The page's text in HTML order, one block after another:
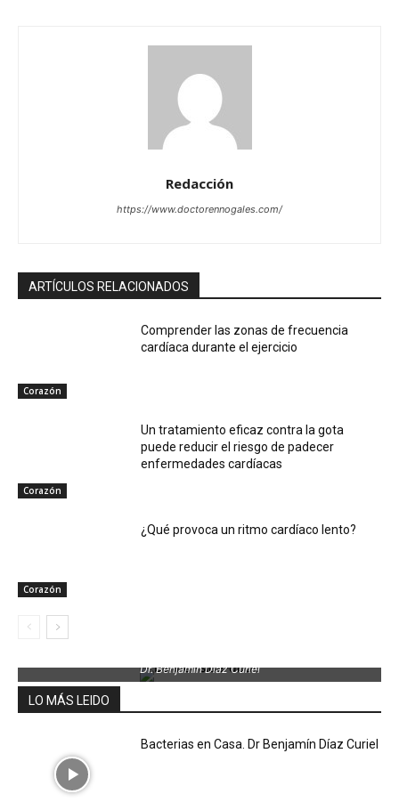
Redacción
https://www.doctorennogales.com/
ARTÍCULOS RELACIONADOS
Corazón
Comprender las zonas de frecuencia
cardíaca durante el ejercicio
Corazón
Un tratamiento eficaz contra la gota
puede reducir el riesgo de padecer
enfermedades cardíacas
Corazón
¿Qué provoca un ritmo cardíaco lento?
Dr. Benjamin Díaz Curiel
LO MÁS LEIDO
Bacterias en Casa. Dr Benjamín Díaz Curiel